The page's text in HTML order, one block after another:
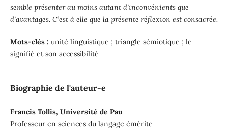
semble présenter au moins autant d’inconvénients que
d’avantages. C’est à elle que la présente réflexion est consacrée.
Mots-clés : unité linguistique ; triangle sémiotique ; le
signifié et son accessibilité
Biographie de l'auteur-e
Francis Tollis, Université de Pau
Professeur en sciences du langage émérite